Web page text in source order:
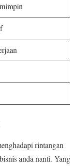
rintangan
anda nanti. Yang